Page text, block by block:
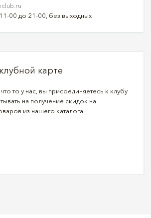
00 до 21-00, без выходных
карте
то у нас, вы присоединяетесь к клубу
на получение скидок на
из нашего каталога.